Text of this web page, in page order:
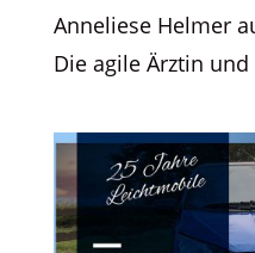
Anneliese Helmer
Die agile Ärztin